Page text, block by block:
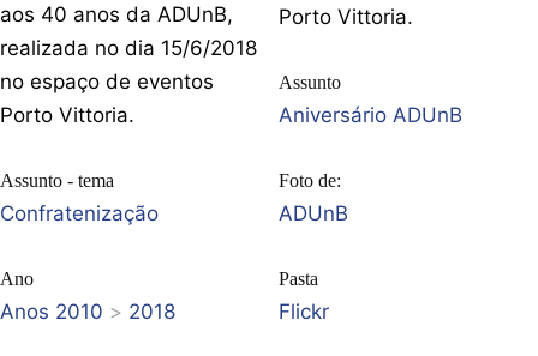
aos 40 anos da ADUnB,
realizada no dia 15/6/2018
no espaço de eventos
Porto Vittoria.
Assunto - tema
Confratenização
Ano
Anos 2010 > 2018
Porto Vittoria.
Assunto
Aniversário ADUnB
Foto de:
ADUnB
Pasta
Flickr